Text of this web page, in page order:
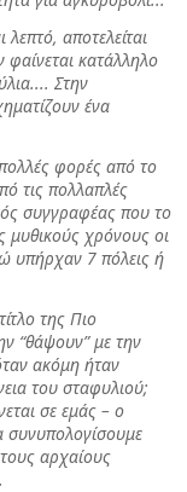
αποτελείται
κατάλληλο
Στην
ένα
φορές από το
τις πολλαπλές
συγγραφέας που το
χρόνους οι
υπήρχαν 7 πόλεις ή
της Πιο
“θάψουν” με την
ακόμη ήταν
του σταφυλιού;
σε εμάς – ο
συνυπολογίσουμε
αρχαίους